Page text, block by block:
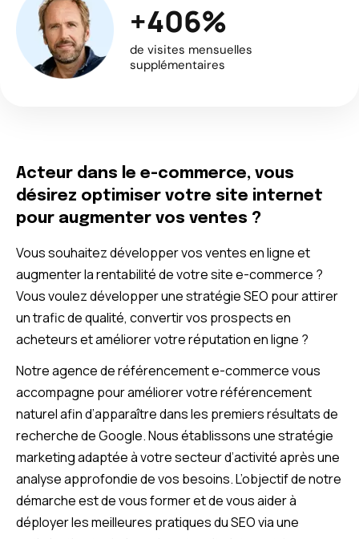
+406%
de visites mensuelles
supplémentaires
Acteur dans le e-commerce, vous
désirez optimiser votre site internet
pour augmenter vos ventes ?
Vous souhaitez développer vos ventes en ligne et
augmenter la rentabilité de votre site e-commerce ?
Vous voulez développer une stratégie SEO pour attirer
un trafic de qualité, convertir vos prospects en
acheteurs et améliorer votre réputation en ligne ?
Notre agence de référencement e-commerce vous
accompagne pour améliorer votre référencement
naturel afin d’apparaître dans les premiers résultats de
recherche de Google. Nous établissons une stratégie
marketing adaptée à votre secteur d’activité après une
analyse approfondie de vos besoins. L’objectif de notre
démarche est de vous former et de vous aider à
déployer les meilleures pratiques du SEO via une